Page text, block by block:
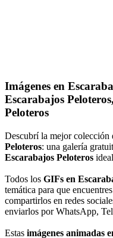
Imágenes en
Escarabajos
Peloteros
Descubrí la mejor colección
Peloteros: una galería
Escarabajos Peloteros
Todos los GIFs en
temática para que
compartirlos en redes
enviarlos por WhatsApp,
Estas imágenes animadas